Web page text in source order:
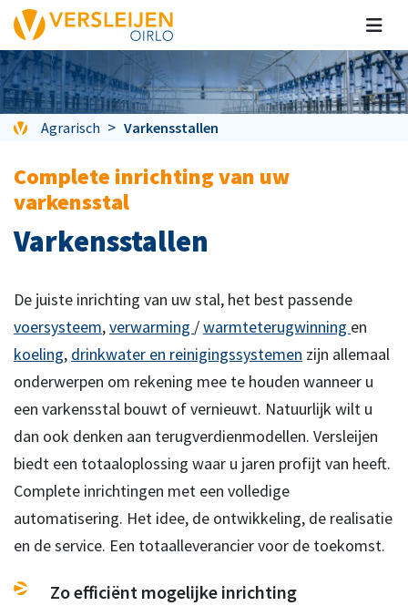
Agrarisch Varkensstallen
Complete inrichting van uw
varkensstal
Varkensstallen
De juiste inrichting van uw stal, het best passende
voersysteem,verwarming /warmteterugwinning en
koeling, drinkwater en reinigingssystemen zijn allemaal
onderwerpen om rekening mee te houden wanneer u
een varkensstal bouwt of vernieuwt. Natuurlijk wilt u
dan ook denken aan terugverdienmodellen. Versleijen
biedt een totaaloplossing waar u jaren profijt van heeft.
Complete inrichtingen met een volledige
automatisering. Het idee, de ontwikkeling, de realisatie
en de service. Een totaalleverancier voor de toekomst.
Zo efficiënt mogelijke inrichting